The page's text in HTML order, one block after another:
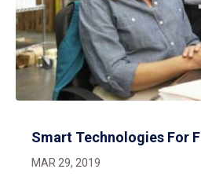
Smart Technologies For
MAR 29, 2019